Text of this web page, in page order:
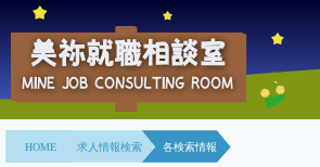
HOME
事業所紹介
美祢就職相談室
MINE JOB CONSULTING ROOM
HOME 求人情報検索 各検索情報